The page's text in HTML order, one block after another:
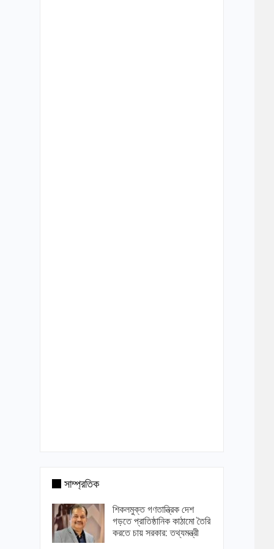
সাম্প্রতিক
শিকলমুক্ত গণতান্ত্রিক দেশ
গড়তে প্রাতিষ্ঠানিক কাঠামো তৈরি
করতে চায় সরকার: তথ্যমন্ত্রী